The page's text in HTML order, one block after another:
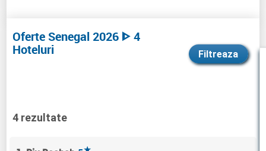
4 rezultate
Oferte Senegal 2026 ᐈ 4
Hoteluri
Filtreaza